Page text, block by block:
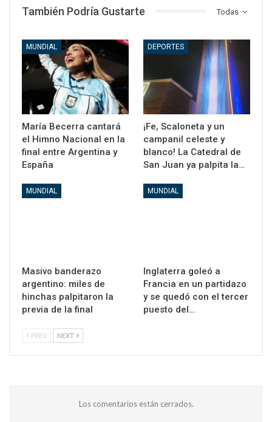
Todas
También Podría Gustarte
MUNDIAL
María Becerra cantará
el Himno Nacional en la
final entre Argentina y
España
DEPORTES
¡Fe, Scaloneta y un
campanil celeste y
blanco! La Catedral de
San Juan ya palpita la…
MUNDIAL
Masivo banderazo
argentino: miles de
hinchas palpitaron la
previa de la final
MUNDIAL
Inglaterra goleó a
Francia en un partidazo
y se quedó con el tercer
puesto del…
PREV NEXT
Los comentarios están cerrados.